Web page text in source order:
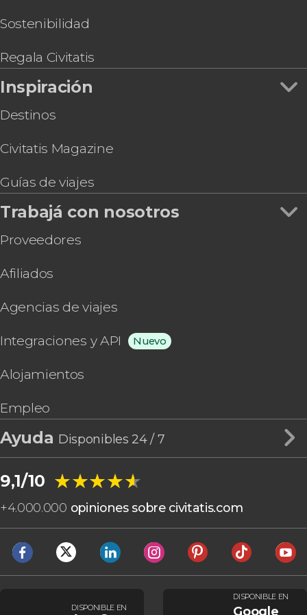
Entrada a la Torre del Danubio
Entrada al Weltmuseum
Entrada al Museo Sigmund Freud
Sostenibilidad
Regala Civitatis
Inspiración
Destinos
Civitatis Magazine
Guías de viajes
Trabajá con nosotros
Proveedores
Afiliados
Agencias de viajes
Integraciones y API Nuevo
Alojamientos
Empleo
Ayuda Disponibles 24 / 7
9,1/10 ★★★★★
★★★★★
+4.000.000 opiniones sobre civitatis.com
DISPONIBLE EN
DISPONIBLE EN
Google